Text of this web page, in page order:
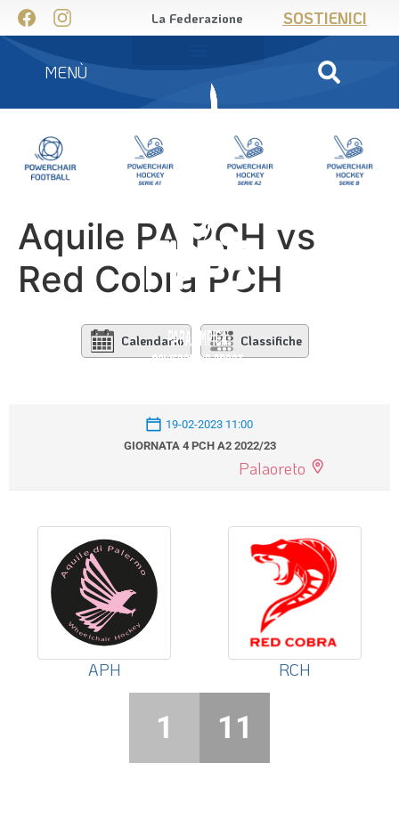
La Federazione SOSTIENICI
MENÙ
Aquile PA PCH vs
Red Cobra PCH
Calendario Classifiche
19-02-2023 11:00
GIORNATA 4 PCH A2 2022/23
Palaoreto
APH RCH
1 11